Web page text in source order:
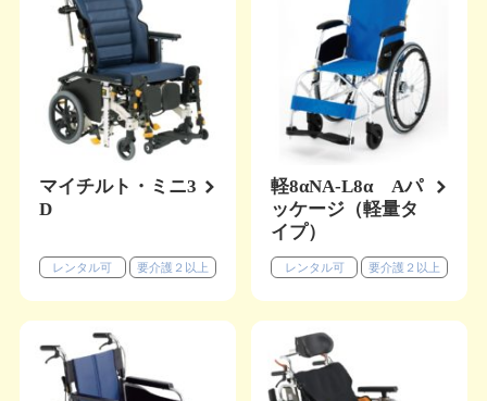
マイチルト・ミニ3
D
レンタル可 要介護２以上
軽8αNA-L8α Aパ
ッケージ（軽量タ
イプ）
レンタル可 要介護２以上